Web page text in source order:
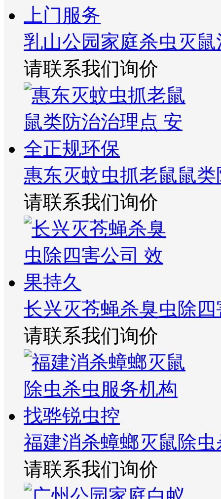
乳山公园家庭杀虫灭
请联系我们询价
惠东灭蚊虫抓老鼠鼠
请联系我们询价
长兴灭苍蝇杀臭虫除
请联系我们询价
福建消杀蟑螂灭鼠除
请联系我们询价